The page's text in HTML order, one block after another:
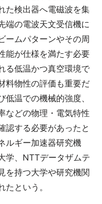
た検出器へ電磁波を集
端の電波天文受信機に
ームパターンやその周
能が仕様を満たす必要
る低温かつ真空環境で
料物性の評価も重要だ
低温での機械的強度、
などの物理・電気特性
認する必要があったと
ルギー加速器研究機
学、NTTデータザムテ
を持つ大学や研究機関
という。